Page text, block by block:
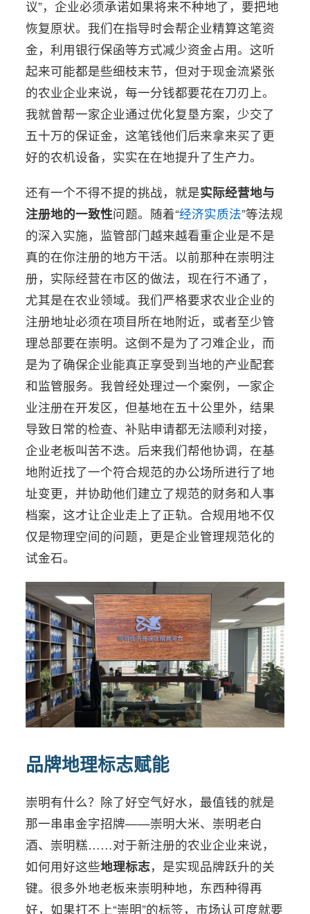
议”，企业必须承诺如果将来不种地了，要把地
恢复原状。我们在指导时会帮企业精算这笔资
金，利用银行保函等方式减少资金占用。这听
起来可能都是些细枝末节，但对于现金流紧张
的农业企业来说，每一分钱都要花在刀刃上。
我就曾帮一家企业通过优化复垦方案，少交了
五十万的保证金，这笔钱他们后来拿来买了更
好的农机设备，实实在在地提升了生产力。
还有一个不得不提的挑战，就是实际经营地与
注册地的一致性问题。随着“经济实质法”等法规
的深入实施，监管部门越来越看重企业是不是
真的在你注册的地方干活。以前那种在崇明注
册，实际经营在市区的做法，现在行不通了，
尤其是在农业领域。我们严格要求农业企业的
注册地址必须在项目所在地附近，或者至少管
理总部要在崇明。这倒不是为了刁难企业，而
是为了确保企业能真正享受到当地的产业配套
和监管服务。我曾经处理过一个案例，一家企
业注册在开发区，但基地在五十公里外，结果
导致日常的检查、补贴申请都无法顺利对接，
企业老板叫苦不迭。后来我们帮他协调，在基
地附近找了一个符合规范的办公场所进行了地
址变更，并协助他们建立了规范的财务和人事
档案，这才让企业走上了正轨。合规用地不仅
仅是物理空间的问题，更是企业管理规范化的
试金石。
品牌地理标志赋能
崇明有什么？除了好空气好水，最值钱的就是
那一串串金字招牌——崇明大米、崇明老白
酒、崇明糕……对于新注册的农业企业来说，
如何用好这些地理标志，是实现品牌跃升的关
键。很多外地老板来崇明种地，东西种得再
好，如果打不上“崇明”的标签，市场认可度就要